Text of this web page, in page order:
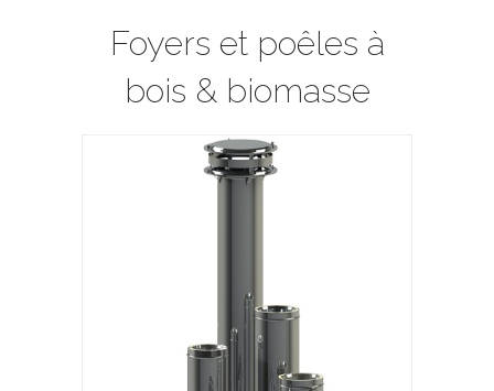
Foyers et poêles à
bois & biomasse